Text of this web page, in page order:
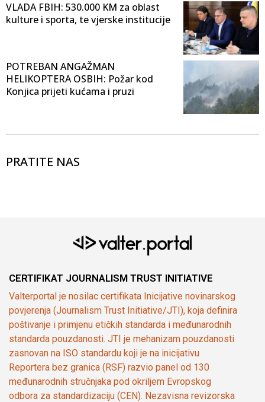
VLADA FBIH: 530.000 KM za oblast
kulture i sporta, te vjerske institucije
POTREBAN ANGAŽMAN
HELIKOPTERA OSBIH: Požar kod
Konjica prijeti kućama i pruzi
PRATITE NAS
CERTIFIKAT JOURNALISM TRUST INITIATIVE
Valterportal je nosilac certifikata Inicijative novinarskog
povjerenja (Journalism Trust Initiative/JTI), koja definira
poštivanje i primjenu etičkih standarda i međunarodnih
standarda pouzdanosti. JTI je mehanizam pouzdanosti
zasnovan na ISO standardu koji je na inicijativu
Reportera bez granica (RSF) razvio panel od 130
međunarodnih stručnjaka pod okriljem Evropskog
odbora za standardizaciju (CEN). Nezavisna revizorska